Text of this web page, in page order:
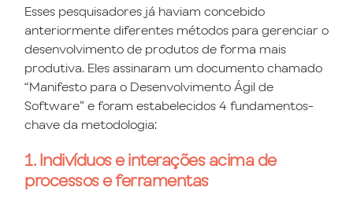
Esses pesquisadores já haviam concebido
anteriormente diferentes métodos para gerenciar o
desenvolvimento de produtos de forma mais
produtiva. Eles assinaram um documento chamado
“Manifesto para o Desenvolvimento Ágil de
Software” e foram estabelecidos 4 fundamentos-
chave da metodologia:
1. Indivíduos e interações acima de
processos e ferramentas